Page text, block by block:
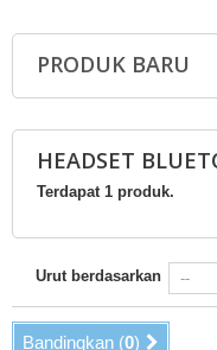
PRODUK BARU
HEADSET
Terdapat 1 produk.
Urut berdasarkan
Bandingkan (0)